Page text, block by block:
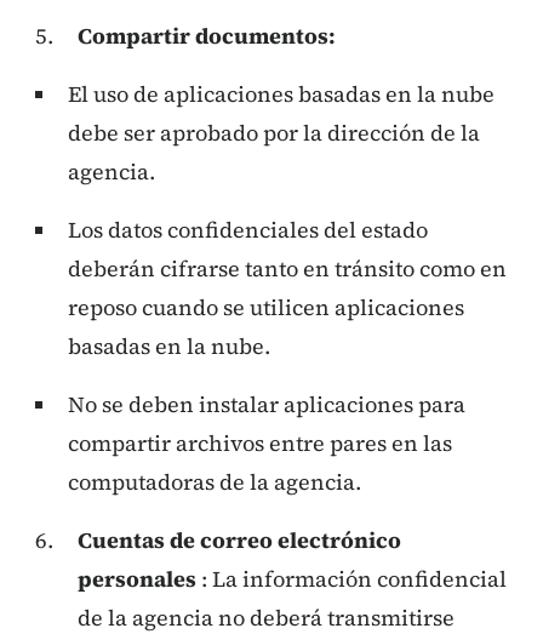
Compartir documentos:
El uso de aplicaciones basadas en la nube
debe ser aprobado por la dirección de la
agencia.
Los datos confidenciales del estado
deberán cifrarse tanto en tránsito como en
reposo cuando se utilicen aplicaciones
basadas en la nube.
No se deben instalar aplicaciones para
compartir archivos entre pares en las
computadoras de la agencia.
Cuentas de correo electrónico
personales : La información confidencial
de la agencia no deberá transmitirse